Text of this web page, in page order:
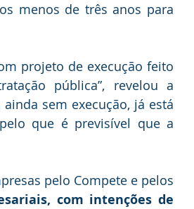
menos de três anos para
projeto de execução feito
pública”, revelou a
sem execução, já está
que é previsível que a
pelo Compete e pelos
com intenções de